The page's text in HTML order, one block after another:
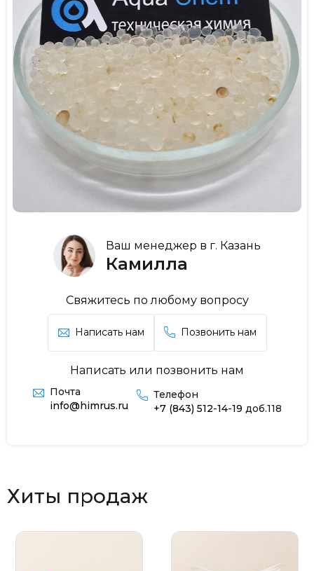
Ваш менеджер в г. Казань
Камилла
Свяжитесь по любому вопросу
Написать нам Позвонить нам
Написать или позвонить нам
Почта
info@himrus.ru
Телефон
+7 (843) 512-14-19 доб.118
Хиты продаж